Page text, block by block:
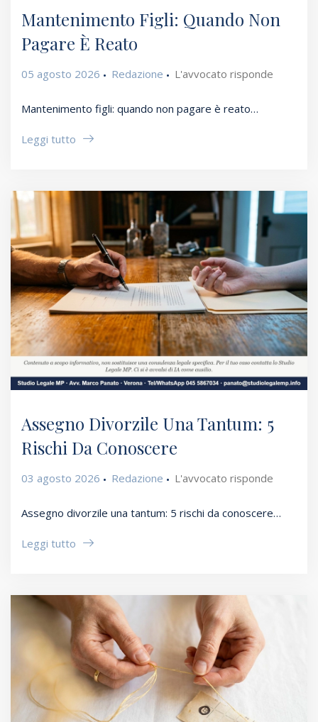
Mantenimento Figli: Quando Non
Pagare È Reato
05 agosto 2026 Redazione L'avvocato risponde
Mantenimento figli: quando non pagare è reato…
Leggi tutto
Assegno Divorzile Una Tantum: 5
Rischi Da Conoscere
03 agosto 2026 Redazione L'avvocato risponde
Assegno divorzile una tantum: 5 rischi da conoscere…
Leggi tutto